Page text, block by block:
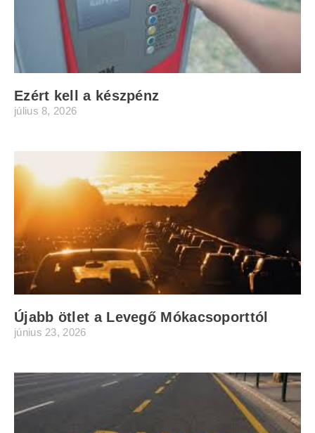
Ezért kell a készpénz
július 8, 2026
Újabb ötlet a Levegő Mókacsoporttól
június 23, 2026